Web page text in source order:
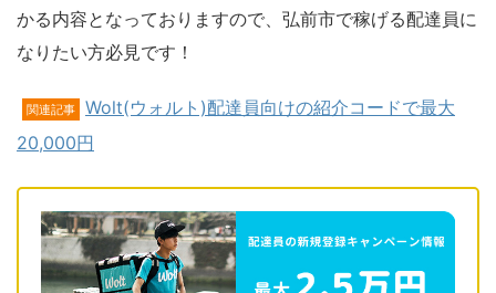
かる内容となっておりますので、弘前市で稼げる配達員に
なりたい方必見です！
関連記事
Wolt(ウォルト)配達員向けの紹介コードで最大
20,000円